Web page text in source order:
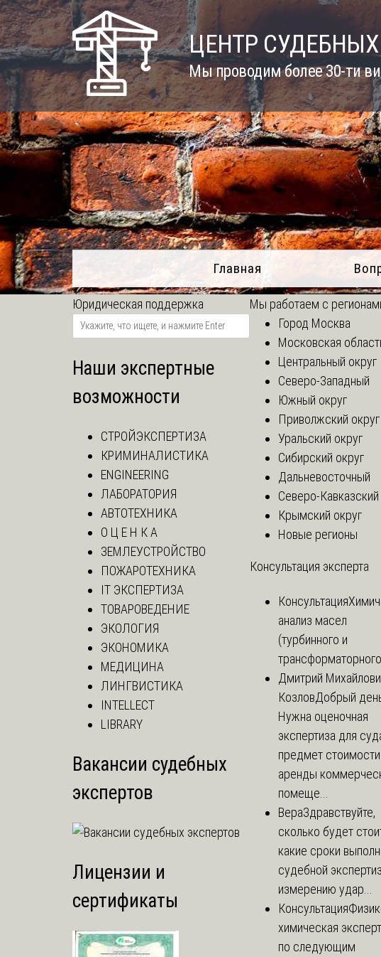
Skip
to
content
ЦЕНТР
Мы проводим более 30-ти
Главная
Юридическая поддержка
Наши экспертные
возможности
СТРОЙЭКСПЕРТИЗА
КРИМИНАЛИСТИКА
ENGINEERING
ЛАБОРАТОРИЯ
АВТОТЕХНИКА
О Ц Е Н К А
ЗЕМЛЕУСТРОЙСТВО
ПОЖАРОТЕХНИКА
IT ЭКСПЕРТИЗА
ТОВАРОВЕДЕНИЕ
ЭКОЛОГИЯ
ЭКОНОМИКА
МЕДИЦИНА
ЛИНГВИСТИКА
INTELLECT
LIBRARY
Вакансии судебных
экспертов
Лицензии и
сертификаты
Мы работаем с
Город Москва
Московская
Центральный округ
Северо-Западный
Южный округ
Приволжский округ
Уральский округ
Сибирский округ
Дальневосточный
Северо-Кавказский
Крымский округ
Новые регионы
Консультация эксперта
Консультация
анализ масел
(турбинного и
Дмитрий
КозловДобрый
Нужна оценочная
экспертиза для
предмет стоимости
аренды
помеще...
ВераЗдравствуйте,
сколько будет
какие сроки
судебной
измерению удар...
Консультация
химическая
по следующим